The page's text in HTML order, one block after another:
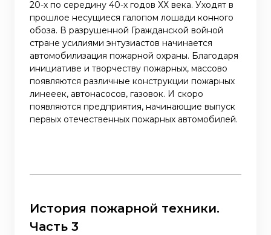
20-х по середину 40-х годов ХХ века. Уходят в
прошлое несущиеся галопом лошади конного
обоза. В разрушенной Гражданской войной
стране усилиями энтузиастов начинается
автомобилизация пожарной охраны. Благодаря
инициативе и творчеству пожарных, массово
появляются различные конструкции пожарных
линееек, автонасосов, газовок. И скоро
появляются предприятия, начинающие выпуск
первых отечественных пожарных автомобилей.
История пожарной техники.
Часть 3